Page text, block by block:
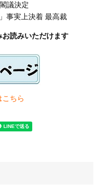
議決定
事実上決着 最高裁
読みいただけます
こちら